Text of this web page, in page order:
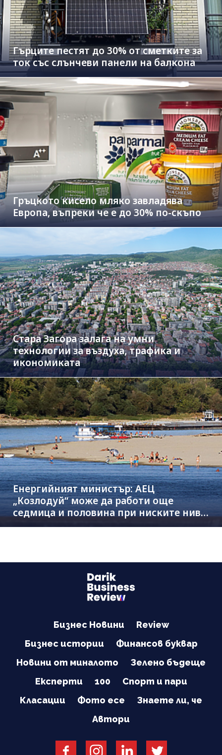
Гърците пестят до 30% от сметките за
ток със слънчеви панели на балкона
Гръцкото кисело мляко завладява
Европа, въпреки че е до 30% по-скъпо
Стара Загора залага на умни
технологии за въздуха, трафика и
икономиката
Енергийният министър: АЕЦ
„Козлодуй“ може да работи още
седмица и половина при ниските нива
на Дунав
Бизнес Новини
Review
Бизнес истории
Финансов буквар
Новини от миналото
Зелено бъдеще
Експерти
100
Спорт и пари
Класации
Фото есе
Знаете ли, че
Автори